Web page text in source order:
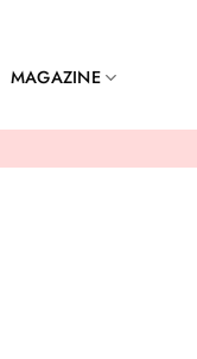
MAGAZINE